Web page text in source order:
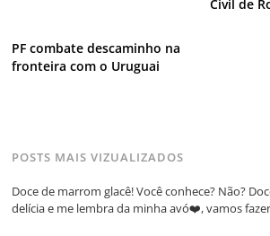
Civil de
PF combate descaminho na
fronteira com o Uruguai
POSTS MAIS VIZUALIZADOS
Doce de marrom glacê! Você conhece? Não?
delícia e me lembra da minha avó❤️, vamos